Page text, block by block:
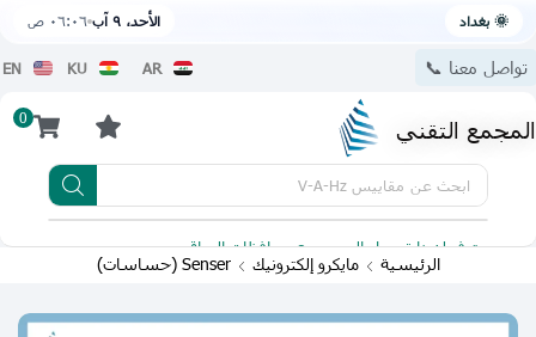
🌞 بغداد الأحد، ٩ آب ٠٦:٠٦ ص
تواصل معنا 📞 AR
KU
EN
المجمع التقني 0
ابحث عن مقاييس V-A-Hz
يتوفر لدينا توصيل الى جميع محافظات العراق
الرئيسية مايكرو إلكترونيك Senser (حساسات)